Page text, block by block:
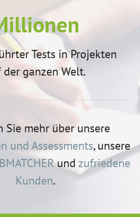
Tests in Projekten
der ganzen Welt.
Sie mehr über unsere
und Assessments, unsere
und zufriedene
Kunden.